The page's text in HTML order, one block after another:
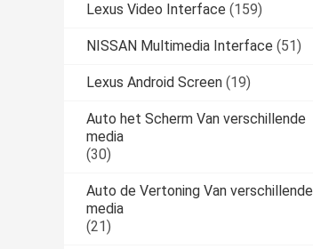
Lexus Video Interface (159)
NISSAN Multimedia Interface (51)
Lexus Android Screen (19)
Auto het Scherm Van verschillende
media
(30)
Auto de Vertoning Van verschillende
media
(21)